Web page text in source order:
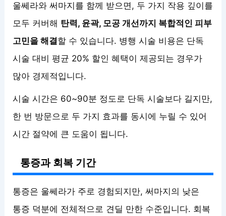
울쎄라와 써마지를 함께 받으면, 두 가지 작용 깊이를
모두 커버해 탄력, 윤곽, 모공 개선까지 복합적인 피부
고민을 해결할 수 있습니다. 병행 시술 비용은 단독
시술 대비 평균 20% 할인 혜택이 제공되는 경우가
많아 경제적입니다.
시술 시간은 60~90분 정도로 단독 시술보다 길지만,
한 번 방문으로 두 가지 효과를 동시에 누릴 수 있어
시간 절약에 큰 도움이 됩니다.
통증과 회복 기간
통증은 울쎄라가 주로 경험되지만, 써마지의 낮은
통증 덕분에 전체적으로 견딜 만한 수준입니다. 회복